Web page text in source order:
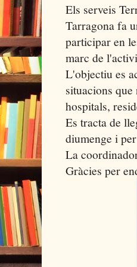
Els serveis
Tarragona fa
participar en
marc de
L'objectiu es
situacions
hospitals,
Es tracta de
diumenge i
La
Gràcies per